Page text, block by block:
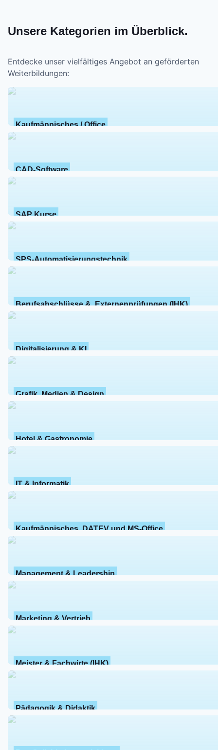
Unsere Kategorien im Überblick.
Entdecke unser vielfältiges Angebot an geförderten
Weiterbildungen:
Kaufmännisches / Office
CAD-Software
SAP Kurse
SPS-Automatisierungstechnik
Berufsabschlüsse &  Externenprüfungen (IHK)
Digitalisierung & KI
Grafik, Medien & Design
Hotel & Gastronomie
IT & Informatik
Kaufmännisches, DATEV und MS-Office
Management & Leadership
Marketing & Vertrieb
Meister & Fachwirte (IHK)
Pädagogik & Didaktik